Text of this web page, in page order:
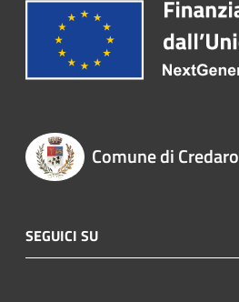
Comune di Credaro
SEGUICI SU